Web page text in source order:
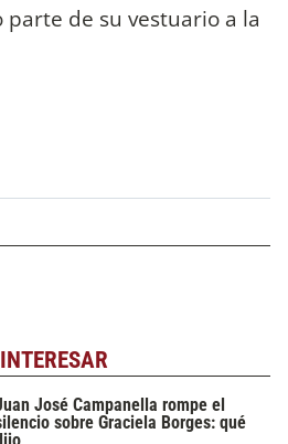
de su vestuario a la
José Campanella rompe el
sobre Graciela Borges: qué